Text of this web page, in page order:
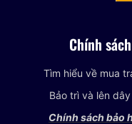
Chính sách
Tìm hiểu về mua
Bảo trì và lên
Chính sách bảo